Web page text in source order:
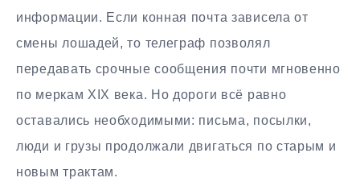
информации. Если конная почта зависела от
смены лошадей, то телеграф позволял
передавать срочные сообщения почти мгновенно
по меркам XIX века. Но дороги всё равно
оставались необходимыми: письма, посылки,
люди и грузы продолжали двигаться по старым и
новым трактам.